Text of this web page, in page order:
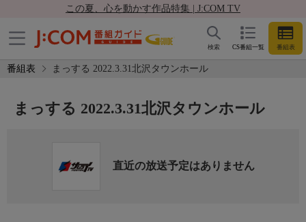
この夏、心を動かす作品特集 | J:COM TV
CS番組一覧 番組表
検索
番組表 まっする 2022.3.31北沢タウンホール
まっする 2022.3.31北沢タウンホール
直近の放送予定はありません